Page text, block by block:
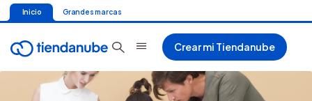
Inicio Grandes marcas
Crear mi Tiendanube